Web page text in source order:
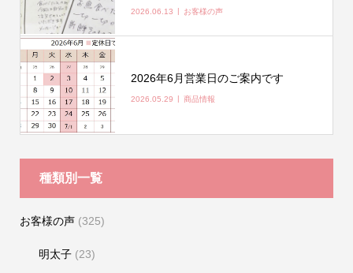
2026.06.13 お客様の声
2026年6月営業日のご案内です
2026.05.29 商品情報
種類別一覧
お客様の声(325)
明太子 (23)